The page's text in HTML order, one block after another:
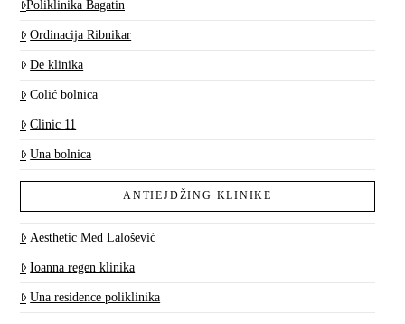
Poliklinika Bagatin
Ordinacija Ribnikar
De klinika
Colić bolnica
Clinic 11
Una bolnica
ANTIEJDŽING KLINIKE
Aesthetic Med Lalošević
Ioanna regen klinika
Una residence poliklinika